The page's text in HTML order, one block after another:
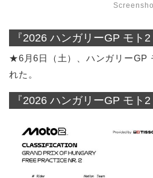
『2026 ハンガリーGP モト2
★6月6日（土）、ハンガリーGP
れた。
『2026 ハンガリーGP モト2